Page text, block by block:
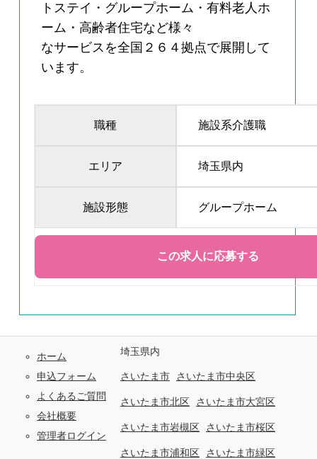
トステイ・グループホーム・有料老人ホ
ーム・高齢者住宅など様々
なサービスを全国２６４拠点で展開して
います。
職種 施設系介護職
エリア 埼玉県内
施設形態 グループホーム
ホーム
申込フォーム
よくあるご質問
会社概要
管理者ログイン
埼玉県内
さいたま市 さいたま市中央区
さいたま市北区 さいたま市大宮区
さいたま市岩槻区 さいたま市桜区
さいたま市浦和区 さいたま市緑区